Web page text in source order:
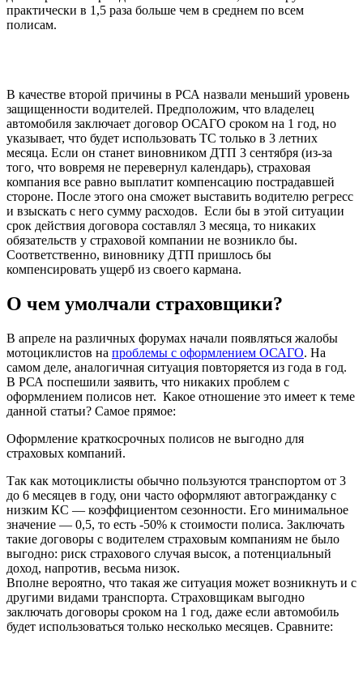
практически в 1,5 раза больше чем в среднем по всем
полисам.
В качестве второй причины в РСА назвали меньший уровень
защищенности водителей. Предположим, что владелец
автомобиля заключает договор ОСАГО сроком на 1 год, но
указывает, что будет использовать ТС только в 3 летних
месяца. Если он станет виновником ДТП 3 сентября (из-за
того, что вовремя не перевернул календарь), страховая
компания все равно выплатит компенсацию пострадавшей
стороне. После этого она сможет выставить водителю регресс
и взыскать с него сумму расходов. Если бы в этой ситуации
срок действия договора составлял 3 месяца, то никаких
обязательств у страховой компании не возникло бы.
Соответственно, виновнику ДТП пришлось бы
компенсировать ущерб из своего кармана.
О чем умолчали страховщики?
В апреле на различных форумах начали появляться жалобы
мотоциклистов на проблемы с оформлением ОСАГО. На
самом деле, аналогичная ситуация повторяется из года в год.
В РСА поспешили заявить, что никаких проблем с
оформлением полисов нет. Какое отношение это имеет к теме
данной статьи? Самое прямое:
Оформление краткосрочных полисов не выгодно для
страховых компаний.
Так как мотоциклисты обычно пользуются транспортом от 3
до 6 месяцев в году, они часто оформляют автогражданку с
низким КС — коэффициентом сезонности. Его минимальное
значение — 0,5, то есть -50% к стоимости полиса. Заключать
такие договоры с водителем страховым компаниям не было
выгодно: риск страхового случая высок, а потенциальный
доход, напротив, весьма низок.
Вполне вероятно, что такая же ситуация может возникнуть и с
другими видами транспорта. Страховщикам выгодно
заключать договоры сроком на 1 год, даже если автомобиль
будет использоваться только несколько месяцев. Сравните: